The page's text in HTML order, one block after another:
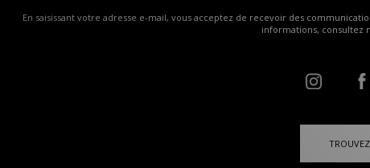
En saisissant votre adresse e-mail, vous acceptez de recevoir des
informations, consultez